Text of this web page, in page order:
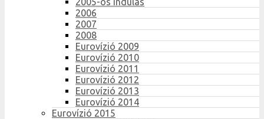
2006
2007
2008
Eurovízió 2009
Eurovízió 2010
Eurovízió 2011
Eurovízió 2012
Eurovízió 2013
Eurovízió 2014
Eurovízió 2015